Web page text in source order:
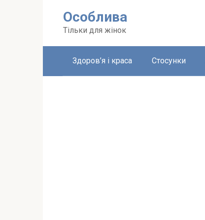
Особлива
Тільки для жінок
Здоров’я і краса Стосунки